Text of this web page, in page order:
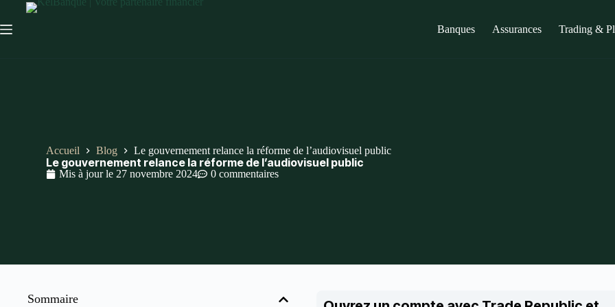
Banques Assurances Trading &
Accueil Blog Le gouvernement relance la réforme de l’audiovisuel public
Le gouvernement relance la réforme de l’audiovisuel public
Mis à jour le 27 novembre 2024 0 commentaires
Sommaire